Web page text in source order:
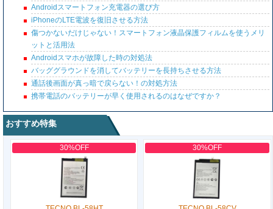
Androidスマートフォン充電器の選び方
iPhoneのLTE電波を復旧させる方法
傷つかないだけじゃない！スマートフォン液晶保護フィルムを使うメリ
ットと活用法
Androidスマホが故障した時の対処法
バッググラウンドを消してバッテリーを長持ちさせる方法
通話後画面が真っ暗で戻らない！の対処方法
携帯電話のバッテリーが早く使用されるのはなぜですか？
おすすめ特集
30%OFF 30%OFF